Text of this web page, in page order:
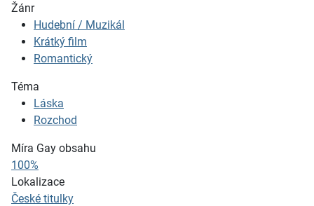
Žánr
Hudební / Muzikál
Krátký film
Romantický
Téma
Láska
Rozchod
Míra Gay obsahu
100%
Lokalizace
České titulky